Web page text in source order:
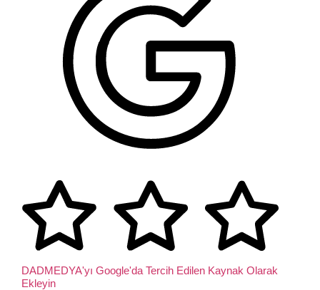
DADMEDYA'yı Google'da Tercih Edilen Kaynak Olarak
Ekleyin